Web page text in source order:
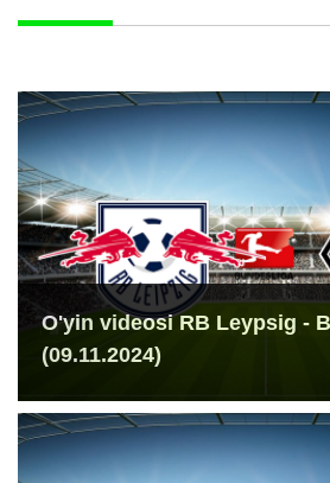
O'yin videosi RB Leypsig -
(09.11.2024)